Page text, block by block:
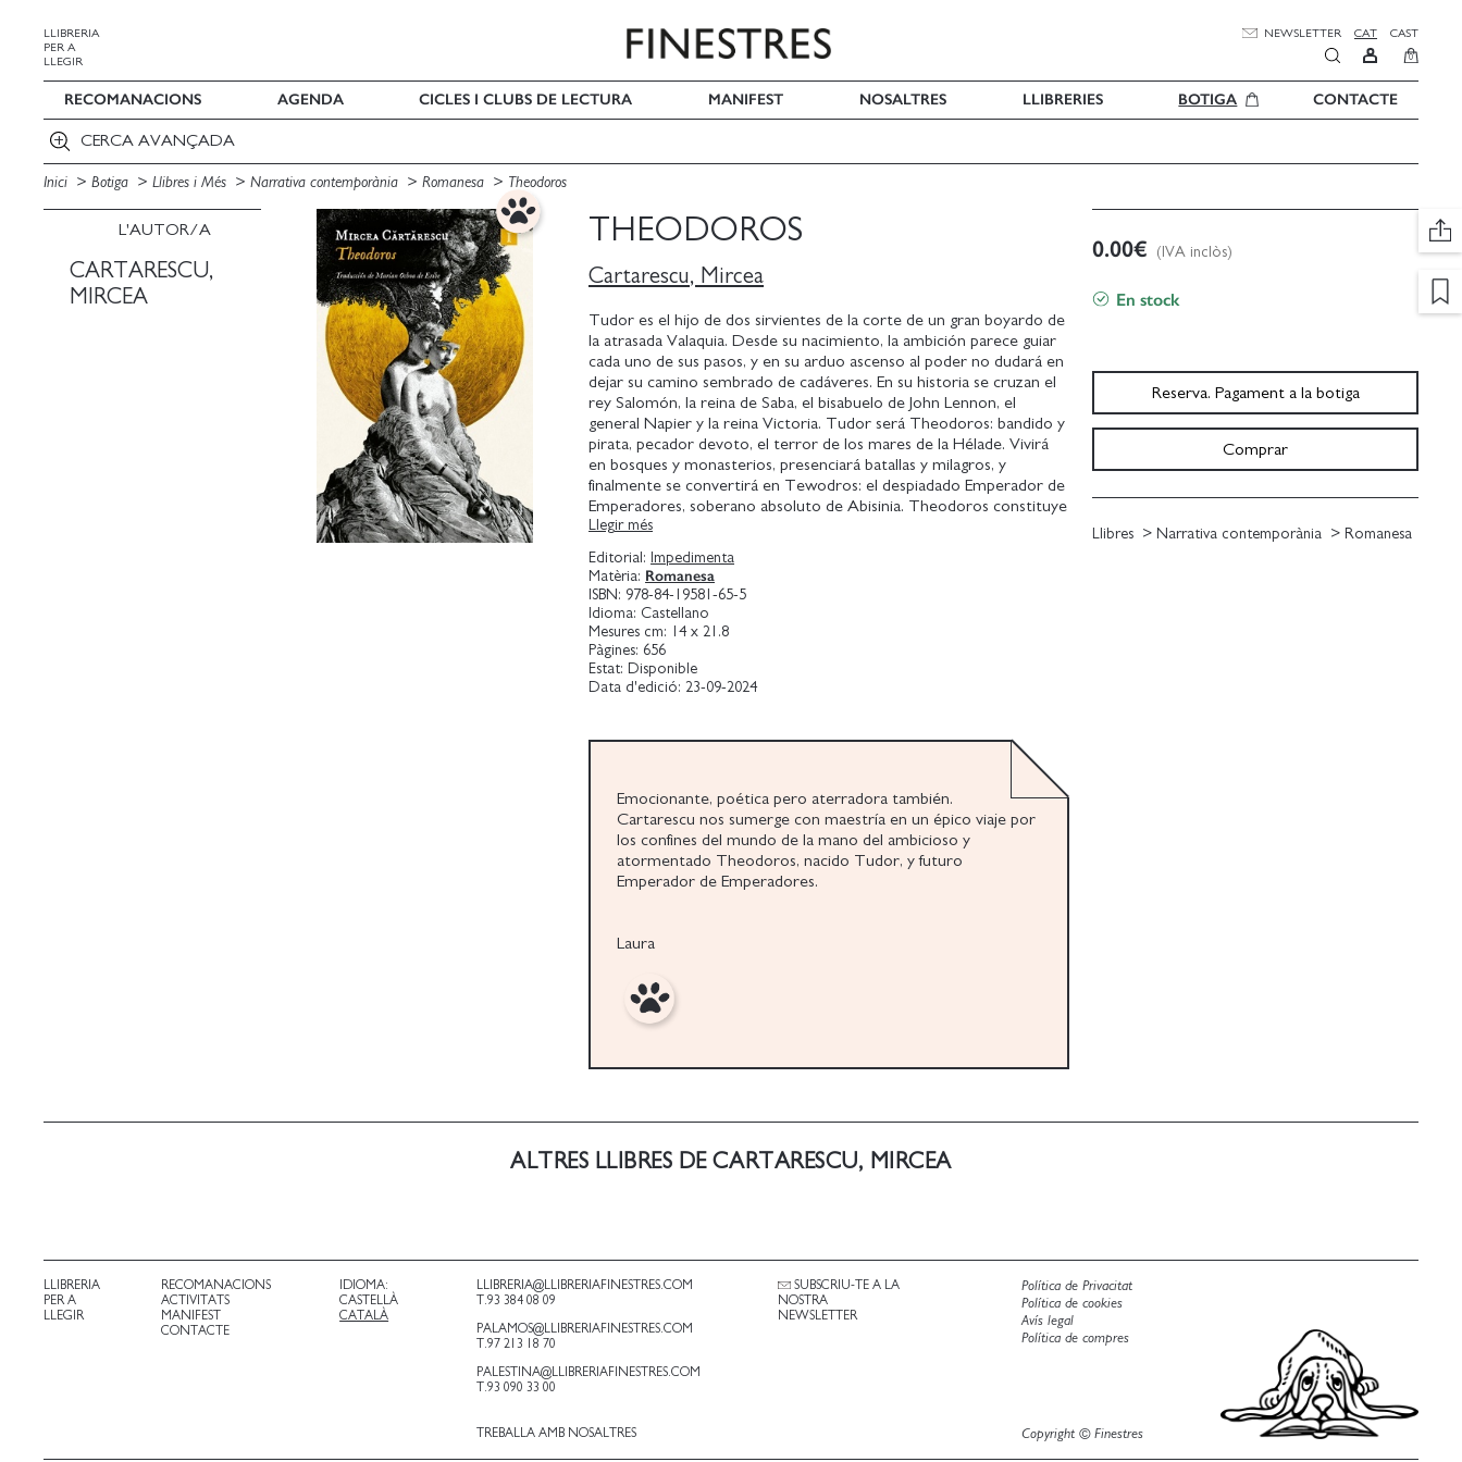
LLIBRERIA
PER A
LLEGIR
NEWSLETTER CAT CAST
0
RECOMANACIONS AGENDA CICLES I CLUBS DE LECTURA MANIFEST NOSALTRES LLIBRERIES BOTIGA CONTACTE
CERCA AVANÇADA
Inici Botiga Llibres i Més Narrativa contemporània Romanesa Theodoros
L'AUTOR/A
CARTARESCU,
MIRCEA
THEODOROS
Cartarescu, Mircea
Tudor es el hijo de dos sirvientes de la corte de un gran boyardo de
la atrasada Valaquia. Desde su nacimiento, la ambición parece guiar
cada uno de sus pasos, y en su arduo ascenso al poder no dudará en
dejar su camino sembrado de cadáveres. En su historia se cruzan el
rey Salomón, la reina de Saba, el bisabuelo de John Lennon, el
general Napier y la reina Victoria. Tudor será Theodoros: bandido y
pirata, pecador devoto, el terror de los mares de la Hélade. Vivirá
en bosques y monasterios, presenciará batallas y milagros, y
finalmente se convertirá en Tewodros: el despiadado Emperador de
Emperadores, soberano absoluto de Abisinia. Theodoros constituye
un ejercicio de pura libertad creativa en una narración torrencial,
épica. Un terremoto literario. Una novela arrolladora que abarca
desde lo realista hasta lo fantasmagórico.
Historias de amor y de aventuras, reales y fantásticas, voluptuosas y
crueles. Cartarescu entrelaza lo histórico, lo legendario y lo filosófico
con pasajes prodigiosamente hermosos para crear un universo que
abarca desde la Creación hasta nuestros días y que va incluso más
Llegir més
Editorial: Impedimenta
Matèria: Romanesa
ISBN: 978-84-19581-65-5
Idioma: Castellano
Mesures cm: 14 x 21.8
Pàgines: 656
Estat: Disponible
Data d'edició: 23-09-2024
Emocionante, poética pero aterradora también.
Cartarescu nos sumerge con maestría en un épico viaje por
los confines del mundo de la mano del ambicioso y
atormentado Theodoros, nacido Tudor, y futuro
Emperador de Emperadores.
Laura
0.00€ (IVA inclòs)
En stock
Reserva. Pagament a la botiga
Comprar
Llibres Narrativa contemporània Romanesa
ALTRES LLIBRES DE CARTARESCU, MIRCEA
LLIBRERIA
PER A
LLEGIR
RECOMANACIONS
ACTIVITATS
MANIFEST
CONTACTE
IDIOMA:
CASTELLÀ
CATALÀ
LLIBRERIA@LLIBRERIAFINESTRES.COM
T.93 384 08 09
PALAMOS@LLIBRERIAFINESTRES.COM
T.97 213 18 70
PALESTINA@LLIBRERIAFINESTRES.COM
T.93 090 33 00
TREBALLA AMB NOSALTRES
SUBSCRIU-TE A LA
NOSTRA
NEWSLETTER
Política de Privacitat
Política de cookies
Avís legal
Política de compres
Copyright © Finestres